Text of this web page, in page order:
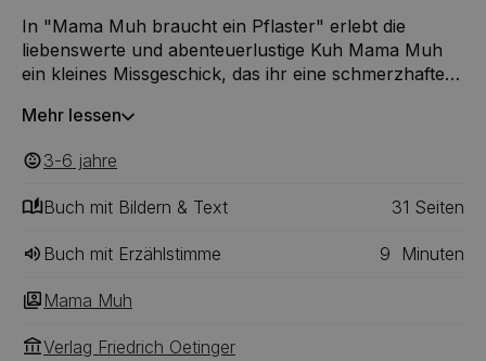
In "Mama Muh braucht ein Pflaster" erlebt die
liebenswerte und abenteuerlustige Kuh Mama Muh
ein kleines Missgeschick, das ihr eine schmerzhafte
Glücklicherweise ist der Bauer zur Stelle und
damit nicht genug: Um die Beule an ihrem Kopf zu
kühlen, begibt sich die Krähe auf eine Mission, um Eis
zu besorgen. Diese Mission endet allerdings nicht wie
geplant – stattdessen kehrt die Krähe mit
schrecklichen Bauchschmerzen zurück.
Mehr lessen
3-6 ‎‎ jahre
Buch mit Bildern & Text 31 ‎‎ Seiten
Buch mit Erzählstimme 9 Minuten
Mama Muh
Verlag Friedrich Oetinger